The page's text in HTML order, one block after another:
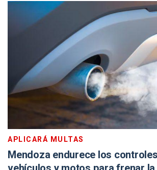
APLICARÁ MULTAS
Mendoza endurece los